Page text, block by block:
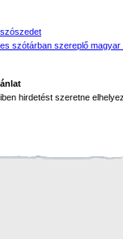
szótárban szereplő magyar
hirdetést szeretne